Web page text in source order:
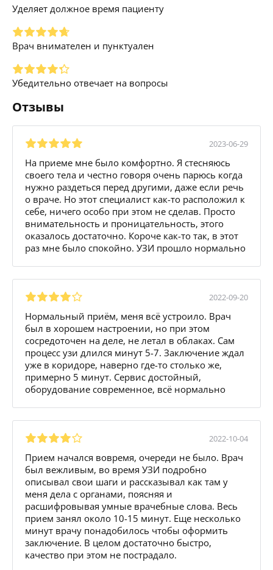
Уделяет должное время пациенту
Врач внимателен и пунктуален
Убедительно отвечает на вопросы
Отзывы
2023-06-29
На приеме мне было комфортно. Я стесняюсь
своего тела и честно говоря очень парюсь когда
нужно раздеться перед другими, даже если речь
о враче. Но этот специалист как-то расположил к
себе, ничего особо при этом не сделав. Просто
внимательность и проницательность, этого
оказалось достаточно. Короче как-то так, в этот
раз мне было спокойно. УЗИ прошло нормально
2022-09-20
Нормальный приём, меня всё устроило. Врач
был в хорошем настроении, но при этом
сосредоточен на деле, не летал в облаках. Сам
процесс узи длился минут 5-7. Заключение ждал
уже в коридоре, наверно где-то столько же,
примерно 5 минут. Сервис достойный,
оборудование современное, всё нормально
2022-10-04
Прием начался вовремя, очереди не было. Врач
был вежливым, во время УЗИ подробно
описывал свои шаги и рассказывал как там у
меня дела с органами, поясняя и
расшифровывая умные врачебные слова. Весь
прием занял около 10-15 минут. Еще несколько
минут врачу понадобилось чтобы оформить
заключение. В целом достаточно быстро,
качество при этом не пострадало.